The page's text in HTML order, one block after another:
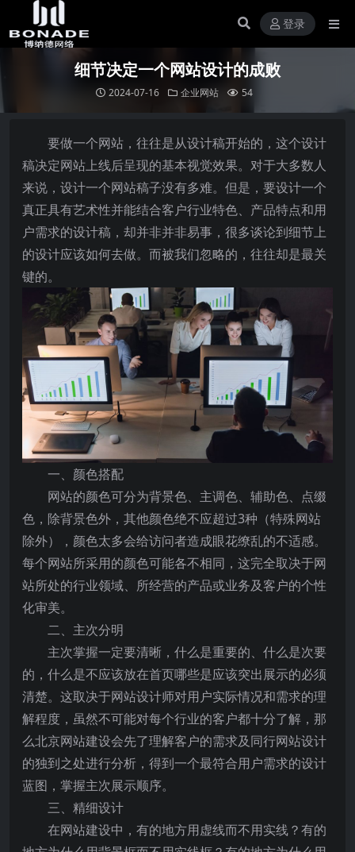
登录
细节决定一个网站设计的成败
2024-07-16 企业网站 54
要做一个网站，往往是从设计稿开始的，这个设计
稿决定网站上线后呈现的基本视觉效果。对于大多数人
来说，设计一个网站稿子没有多难。但是，要设计一个
真正具有艺术性并能结合客户行业特色、产品特点和用
户需求的设计稿，却并非并非易事，很多谈论到细节上
的设计应该如何去做。而被我们忽略的，往往却是最关
键的。
一、颜色搭配
网站的颜色可分为背景色、主调色、辅助色、点缀
色，除背景色外，其他颜色绝不应超过3种（特殊网站
除外），颜色太多会给访问者造成眼花缭乱的不适感。
每个网站所采用的颜色可能各不相同，这完全取决于网
站所处的行业领域、所经营的产品或业务及客户的个性
化审美。
二、主次分明
主次掌握一定要清晰，什么是重要的、什么是次要
的，什么是不应该放在首页哪些是应该突出展示的必须
清楚。这取决于网站设计师对用户实际情况和需求的理
解程度，虽然不可能对每个行业的客户都十分了解，那
么北京网站建设会先了理解客户的需求及同行网站设计
的独到之处进行分析，得到一个最符合用户需求的设计
蓝图，掌握主次展示顺序。
三、精细设计
在网站建设中，有的地方用虚线而不用实线？有的